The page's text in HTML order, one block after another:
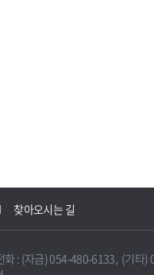
니다.
불필요하게 되었을 때에는 지
찾아오시는 길
: (자금) 054-480-6133, (기타)